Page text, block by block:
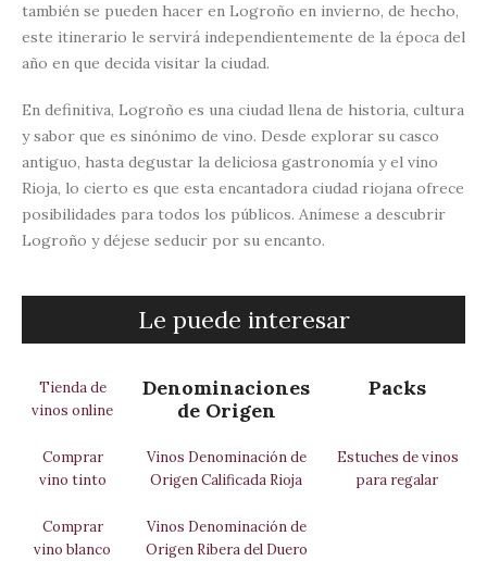
también se pueden hacer en Logroño en invierno, de hecho,
este itinerario le servirá independientemente de la época del
año en que decida visitar la ciudad.
En definitiva, Logroño es una ciudad llena de historia, cultura
y sabor que es sinónimo de vino. Desde explorar su casco
antiguo, hasta degustar la deliciosa gastronomía y el vino
Rioja, lo cierto es que esta encantadora ciudad riojana ofrece
posibilidades para todos los públicos. Anímese a descubrir
Logroño y déjese seducir por su encanto.
Le puede interesar
Tienda de
vinos online
Denominaciones
de Origen
Packs
Comprar
vino tinto
Vinos Denominación de
Origen Calificada Rioja
Estuches de vinos
para regalar
Comprar
vino blanco
Vinos Denominación de
Origen Ribera del Duero